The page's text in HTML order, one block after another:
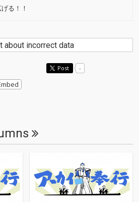
る！！
about incorrect data
Post -